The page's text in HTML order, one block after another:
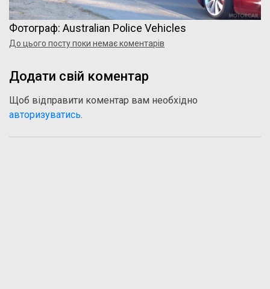
Фотограф: Australian Police Vehicles
До цього посту поки немає коментарів
Додати свій коментар
Щоб відправити коментар вам необхідно
авторизуватись.